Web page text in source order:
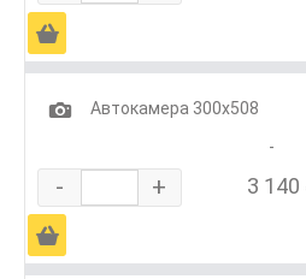
Ä
1
Автокамера 300х508
-
- + 3 140
Ä